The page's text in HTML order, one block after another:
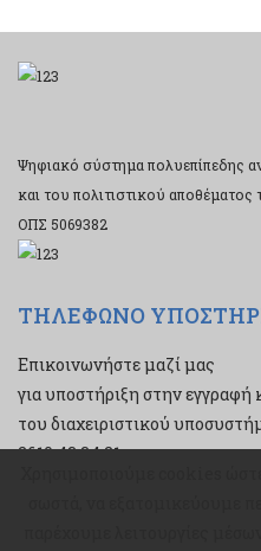
Ψηφιακό σύστημα πολυεπίπεδης
και του πολιτιστικού
ΟΠΣ 5069382
ΤΗΛΕΦΩΝΟ
Επικοινωνήστε μαζί μας
για υποστήριξη στην εγγραφή
του διαχειριστικού
2610 43 34 21